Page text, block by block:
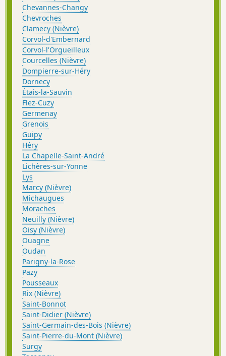
Chevannes-Changy
Chevroches
Clamecy (Nièvre)
Corvol-d'Embernard
Corvol-l'Orgueilleux
Courcelles (Nièvre)
Dompierre-sur-Héry
Dornecy
Étais-la-Sauvin
Flez-Cuzy
Germenay
Grenois
Guipy
Héry
La Chapelle-Saint-André
Lichères-sur-Yonne
Lys
Marcy (Nièvre)
Michaugues
Moraches
Neuilly (Nièvre)
Oisy (Nièvre)
Ouagne
Oudan
Parigny-la-Rose
Pazy
Pousseaux
Rix (Nièvre)
Saint-Bonnot
Saint-Didier (Nièvre)
Saint-Germain-des-Bois (Nièvre)
Saint-Pierre-du-Mont (Nièvre)
Surgy